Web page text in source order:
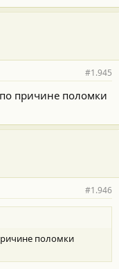
#1.945
причине поломки
#1.946
поломки